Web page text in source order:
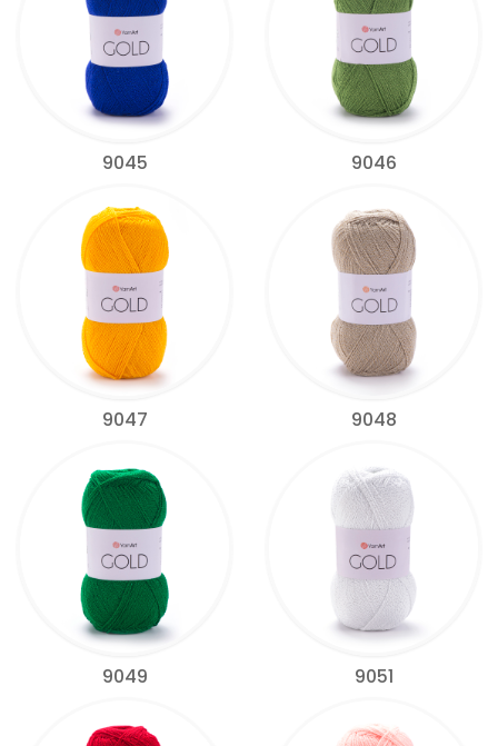
9045 9046
9047 9048
9049 9051